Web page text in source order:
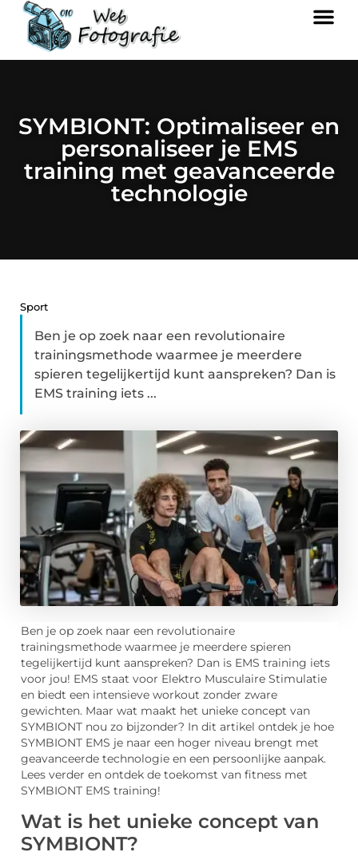
SYMBIONT: Optimaliseer en
personaliseer je EMS
training met geavanceerde
technologie
Sport
Ben je op zoek naar een revolutionaire
trainingsmethode waarmee je meerdere
spieren tegelijkertijd kunt aanspreken? Dan is
EMS training iets ...
Ben je op zoek naar een revolutionaire
trainingsmethode waarmee je meerdere spieren
tegelijkertijd kunt aanspreken? Dan is EMS training iets
voor jou! EMS staat voor Elektro Musculaire Stimulatie
en biedt een intensieve workout zonder zware
gewichten. Maar wat maakt het unieke concept van
SYMBIONT nou zo bijzonder? In dit artikel ontdek je hoe
SYMBIONT EMS je naar een hoger niveau brengt met
geavanceerde technologie en een persoonlijke aanpak.
Lees verder en ontdek de toekomst van fitness met
SYMBIONT EMS training!
Wat is het unieke concept van
SYMBIONT?